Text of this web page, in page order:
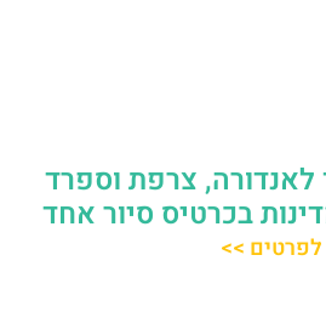
לאנדורה, צרפת וספרד
לפרטים >>